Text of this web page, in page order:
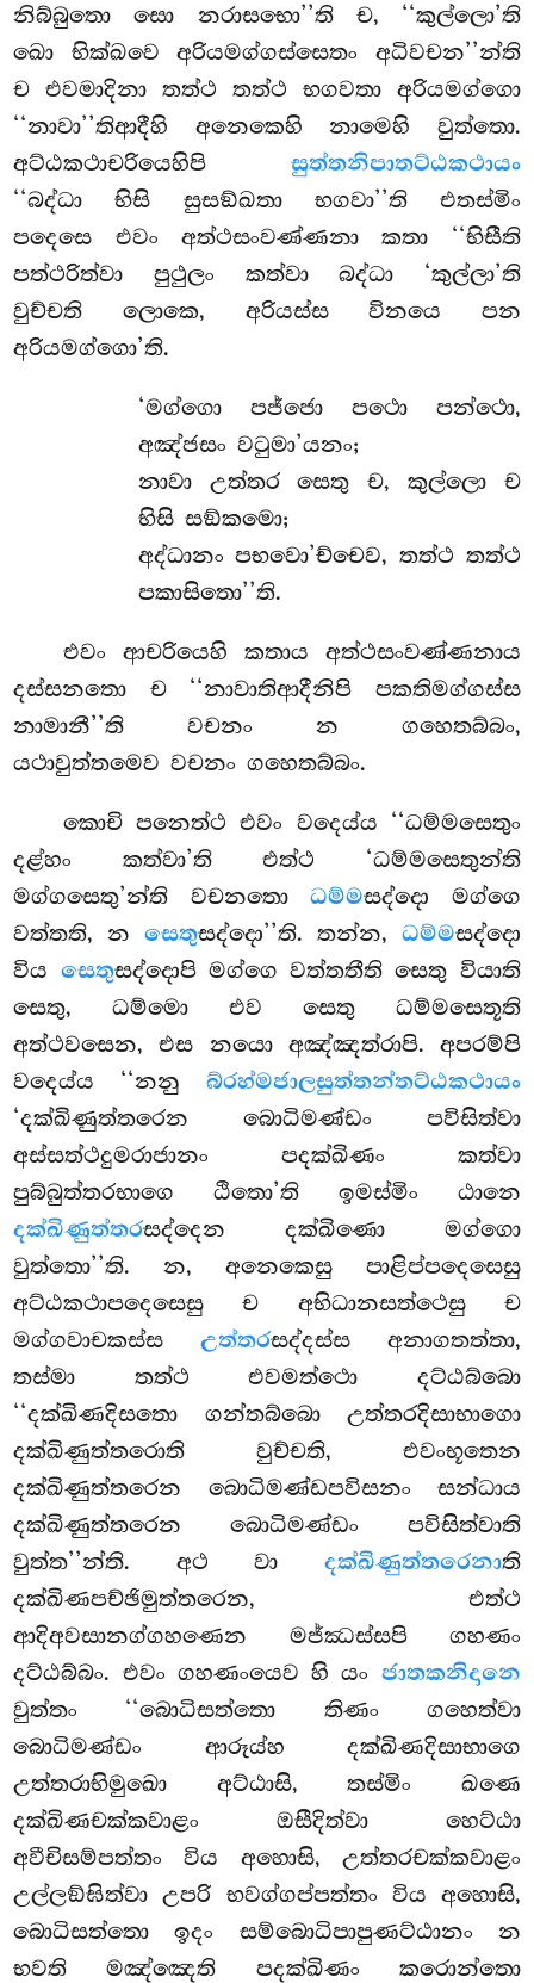
නිබ්බුතො සො නරාසභො’’ති ච, ‘‘කුල්ලො’ති
ඛො භික්ඛවෙ අරියමග්ගස්සෙතං අධිවචන’’න්ති
ච එවමාදිනා තත්ථ තත්ථ භගවතා අරියමග්ගො
‘‘නාවා’’තිආදීහි අනෙකෙහි නාමෙහි වුත්තො.
අට්ඨකථාචරියෙහිපි සුත්තනිපාතට්ඨකථායං
‘‘බද්ධා භිසි සුසඞ්ඛතා භගවා’’ති එතස්මිං
පදෙසෙ එවං අත්ථසංවණ්ණනා කතා ‘‘භිසීති
පත්ථරිත්වා පුථුලං කත්වා බද්ධා ‘කුල්ලා’ති
වුච්චති ලොකෙ, අරියස්ස විනයෙ පන
අරියමග්ගො’ති.
‘මග්ගො පජ්ජො පථො පන්ථො,
අඤ්ජසං වටුමා’යනං;
නාවා උත්තර සෙතු ච, කුල්ලො ච
භිසි සඞ්කමො;
අද්ධානං පභවො’ච්චෙව, තත්ථ තත්ථ
පකාසිතො’’ති.
එවං ආචරියෙහි කතාය අත්ථසංවණ්ණනාය
දස්සනතො ච ‘‘නාවාතිආදීනිපි පකතිමග්ගස්ස
නාමානී’’ති වචනං න ගහෙතබ්බං,
යථාවුත්තමෙව වචනං ගහෙතබ්බං.
කොචි පනෙත්ථ එවං වදෙය්ය ‘‘ධම්මසෙතුං
දළ්හං කත්වා’ති එත්ථ ‘ධම්මසෙතුන්ති
මග්ගසෙතු’න්ති වචනතොධම්මසද්දො මග්ගෙ
වත්තති, න සෙතුසද්දො’’ති. තන්න, ධම්මසද්දො
විය සෙතුසද්දොපි මග්ගෙ වත්තතීති සෙතු වියාති
සෙතු, ධම්මො එව සෙතු ධම්මසෙතූති
අත්ථවසෙන, එස නයො අඤ්ඤත්රාපි. අපරම්පි
වදෙය්ය ‘‘නනු බ්රහ්මජාලසුත්තන්තට්ඨකථායං
‘දක්ඛිණුත්තරෙන බොධිමණ්ඩං පවිසිත්වා
අස්සත්ථදුමරාජානං පදක්ඛිණං කත්වා
පුබ්බුත්තරභාගෙ ඨිතො’ති ඉමස්මිං ඨානෙ
දක්ඛිණුත්තරසද්දෙන දක්ඛිණො මග්ගො
වුත්තො’’ති. න, අනෙකෙසු පාළිප්පදෙසෙසු
අට්ඨකථාපදෙසෙසු ච අභිධානසත්ථෙසු ච
මග්ගවාචකස්ස උත්තරසද්දස්ස අනාගතත්තා,
තස්මා තත්ථ එවමත්ථො දට්ඨබ්බො
‘‘දක්ඛිණදිසතො ගන්තබ්බො උත්තරදිසාභාගො
දක්ඛිණුත්තරොති වුච්චති, එවංභූතෙන
දක්ඛිණුත්තරෙන බොධිමණ්ඩපවිසනං සන්ධාය
දක්ඛිණුත්තරෙන බොධිමණ්ඩං පවිසිත්වාති
වුත්ත’’න්ති. අථ වා දක්ඛිණුත්තරෙනාති
දක්ඛිණපච්ඡිමුත්තරෙන, එත්ථ
ආදිඅවසානග්ගහණෙන මජ්ඣස්සපි ගහණං
දට්ඨබ්බං. එවං ගහණංයෙව හි යං ජාතකනිදානෙ
වුත්තං ‘‘බොධිසත්තො තිණං ගහෙත්වා
බොධිමණ්ඩං ආරූය්හ දක්ඛිණදිසාභාගෙ
උත්තරාභිමුඛො අට්ඨාසි, තස්මිං ඛණෙ
දක්ඛිණචක්කවාළං ඔසීදිත්වා හෙට්ඨා
අවීචිසම්පත්තං විය අහොසි, උත්තරචක්කවාළං
උල්ලඞ්ඝිත්වා උපරි භවග්ගප්පත්තං විය අහොසි,
බොධිසත්තො ඉදං සම්බොධිපාපුණට්ඨානං න
භවති මඤ්ඤෙති පදක්ඛිණං කරොන්තො